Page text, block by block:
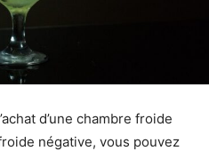
d’une chambre froide
négative, vous pouvez